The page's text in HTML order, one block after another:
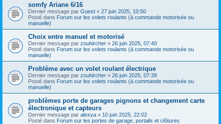
somfy Ariane 6/16
Dernier message par Guest « 27 juin 2025, 10:50
Posté dans Forum sur les volets roulants (à commande motorisée ou
manuelle)
Choix entre manuel et motorisé
Dernier message par zouhircher « 26 juin 2025, 07:40
Posté dans Forum sur les volets roulants (à commande motorisée ou
manuelle)
Problème avec un volet roulant électrique
Dernier message par zouhircher « 26 juin 2025, 07:39
Posté dans Forum sur les volets roulants (à commande motorisée ou
manuelle)
problèmes porte de garages pignons et changement carte
électronique et capteurs
Dernier message par alexya « 10 juin 2025, 22:02
Posté dans Forum sur les portes de garage, portails et clôtures